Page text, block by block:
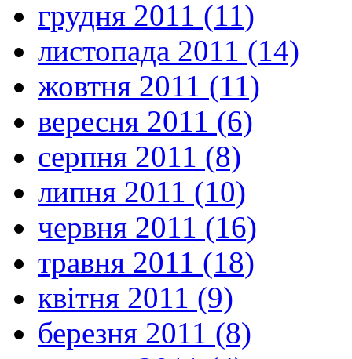
грудня 2011 (11)
листопада 2011 (14)
жовтня 2011 (11)
вересня 2011 (6)
серпня 2011 (8)
липня 2011 (10)
червня 2011 (16)
травня 2011 (18)
квітня 2011 (9)
березня 2011 (8)